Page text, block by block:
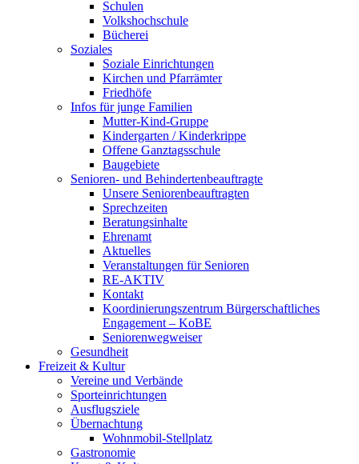
Schulen
Volkshochschule
Bücherei
Soziales
Soziale Einrichtungen
Kirchen und Pfarrämter
Friedhöfe
Infos für junge Familien
Mutter-Kind-Gruppe
Kindergarten / Kinderkrippe
Offene Ganztagsschule
Baugebiete
Senioren- und Behindertenbeauftragte
Unsere Seniorenbeauftragten
Sprechzeiten
Beratungsinhalte
Ehrenamt
Aktuelles
Veranstaltungen für Senioren
RE-AKTIV
Kontakt
Koordinierungszentrum Bürgerschaftliches
Engagement – KoBE
Seniorenwegweiser
Gesundheit
Freizeit & Kultur
Vereine und Verbände
Sporteinrichtungen
Ausflugsziele
Übernachtung
Wohnmobil-Stellplatz
Gastronomie